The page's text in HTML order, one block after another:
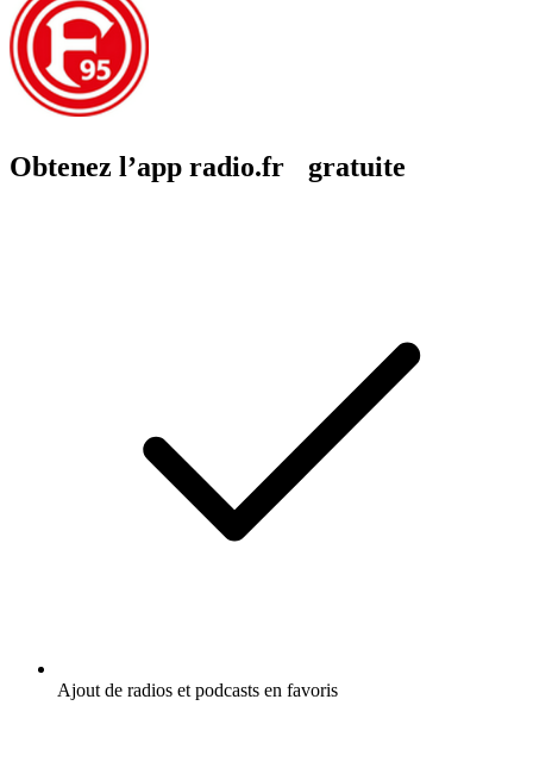
Obtenez l’app radio.fr gratuite
Ajout de radios et podcasts en favoris